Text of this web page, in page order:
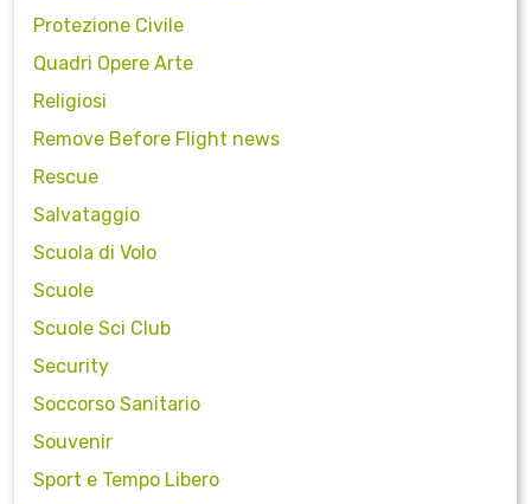
Protezione Civile
Quadri Opere Arte
Religiosi
Remove Before Flight news
Rescue
Salvataggio
Scuola di Volo
Scuole
Scuole Sci Club
Security
Soccorso Sanitario
Souvenir
Sport e Tempo Libero